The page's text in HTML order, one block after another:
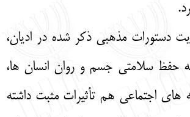
دستورات مذهبی ذکر شده در ادیان،
حفظ سلامتی جسم و روان انسان‌ ها،
های اجتماعی هم تأثیرات مثبت داشته